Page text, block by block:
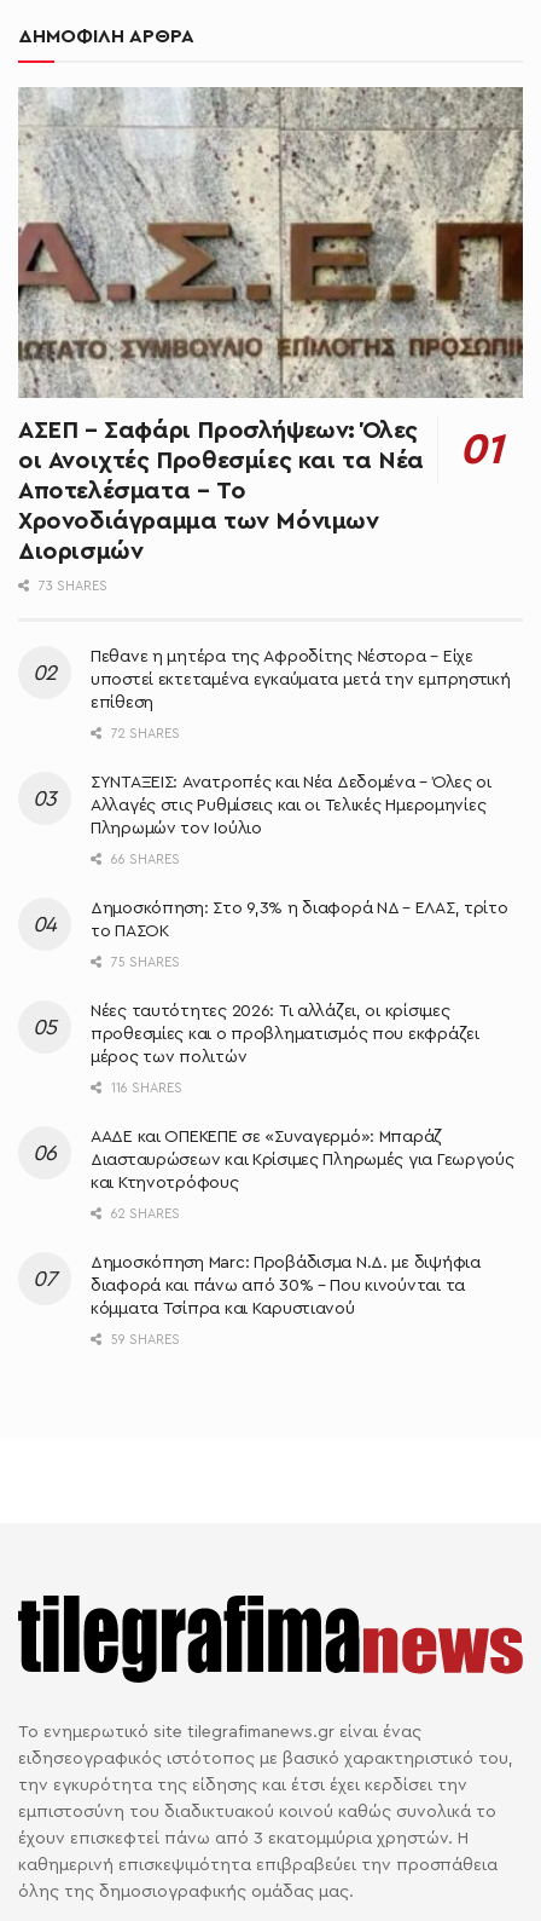
ΔΗΜΟΦΙΛΗ ΑΡΘΡΑ
ΑΣΕΠ – Σαφάρι Προσλήψεων: Όλες
οι Ανοιχτές Προθεσμίες και τα Νέα
Αποτελέσματα – Το
Χρονοδιάγραμμα των Μόνιμων
Διορισμών
73 SHARES
Πεθανε η μητέρα της Αφροδίτης Νέστορα – Είχε
υποστεί εκτεταμένα εγκαύματα μετά την εμπρηστική
επίθεση
72 SHARES
ΣΥΝΤΑΞΕΙΣ: Ανατροπές και Νέα Δεδομένα – Όλες οι
Αλλαγές στις Ρυθμίσεις και οι Τελικές Ημερομηνίες
Πληρωμών τον Ιούλιο
66 SHARES
Δημοσκόπηση: Στο 9,3% η διαφορά ΝΔ – ΕΛΑΣ, τρίτο
το ΠΑΣΟΚ
75 SHARES
Νέες ταυτότητες 2026: Τι αλλάζει, οι κρίσιμες
προθεσμίες και ο προβληματισμός που εκφράζει
μέρος των πολιτών
116 SHARES
ΑΑΔΕ και ΟΠΕΚΕΠΕ σε «Συναγερμό»: Μπαράζ
Διασταυρώσεων και Κρίσιμες Πληρωμές για Γεωργούς
και Κτηνοτρόφους
62 SHARES
Δημοσκόπηση Marc: Προβάδισμα Ν.Δ. με διψήφια
διαφορά και πάνω από 30% – Που κινούνται τα
κόμματα Τσίπρα και Καρυστιανού
59 SHARES
Το ενημερωτικό site tilegrafimanews.gr είναι ένας
ειδησεογραφικός ιστότοπος με βασικό χαρακτηριστικό του,
την εγκυρότητα της είδησης και έτσι έχει κερδίσει την
εμπιστοσύνη του διαδικτυακού κοινού καθώς συνολικά το
έχουν επισκεφτεί πάνω από 3 εκατομμύρια χρηστών. Η
καθημερινή επισκεψιμότητα επιβραβεύει την προσπάθεια
όλης της δημοσιογραφικής ομάδας μας.